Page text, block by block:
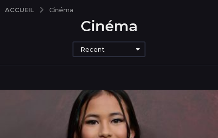
ACCUEIL Cinéma
Cinéma
Recent